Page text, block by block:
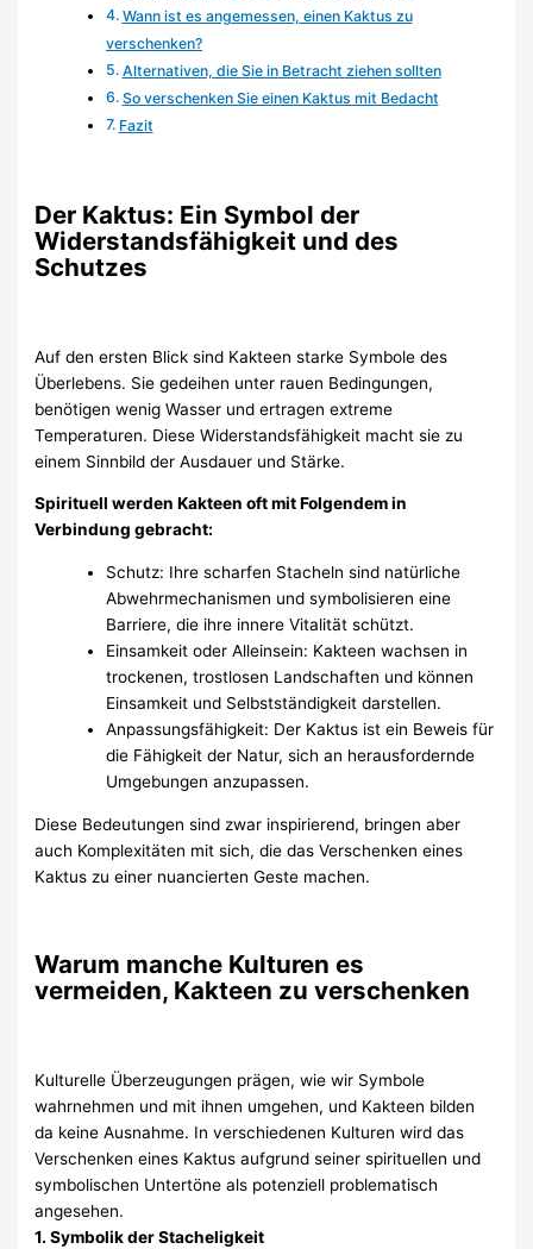
Wann ist es angemessen, einen Kaktus zu
verschenken?
Alternativen, die Sie in Betracht ziehen sollten
So verschenken Sie einen Kaktus mit Bedacht
Fazit
Der Kaktus: Ein Symbol der
Widerstandsfähigkeit und des
Schutzes
Auf den ersten Blick sind Kakteen starke Symbole des
Überlebens. Sie gedeihen unter rauen Bedingungen,
benötigen wenig Wasser und ertragen extreme
Temperaturen. Diese Widerstandsfähigkeit macht sie zu
einem Sinnbild der Ausdauer und Stärke.
Spirituell werden Kakteen oft mit Folgendem in
Verbindung gebracht:
Schutz: Ihre scharfen Stacheln sind natürliche
Abwehrmechanismen und symbolisieren eine
Barriere, die ihre innere Vitalität schützt.
Einsamkeit oder Alleinsein: Kakteen wachsen in
trockenen, trostlosen Landschaften und können
Einsamkeit und Selbstständigkeit darstellen.
Anpassungsfähigkeit: Der Kaktus ist ein Beweis für
die Fähigkeit der Natur, sich an herausfordernde
Umgebungen anzupassen.
Diese Bedeutungen sind zwar inspirierend, bringen aber
auch Komplexitäten mit sich, die das Verschenken eines
Kaktus zu einer nuancierten Geste machen.
Warum manche Kulturen es
vermeiden, Kakteen zu verschenken
Kulturelle Überzeugungen prägen, wie wir Symbole
wahrnehmen und mit ihnen umgehen, und Kakteen bilden
da keine Ausnahme. In verschiedenen Kulturen wird das
Verschenken eines Kaktus aufgrund seiner spirituellen und
symbolischen Untertöne als potenziell problematisch
angesehen.
1. Symbolik der Stacheligkeit